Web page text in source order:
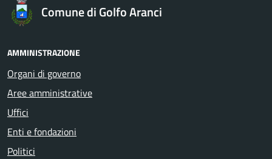
Comune di Golfo Aranci
AMMINISTRAZIONE
Organi di governo
Aree amministrative
Uffici
Enti e fondazioni
Politici